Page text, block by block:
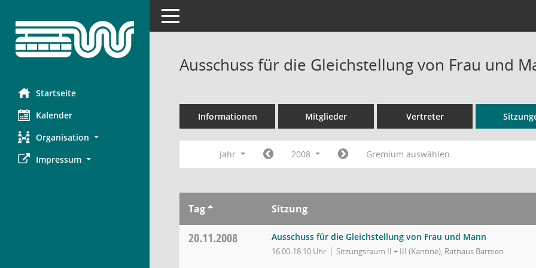
Startseite
Kalender
Organisation
Impressum
Toggle navigation
Ausschuss für die Gleichstellung von Frau und
Informationen Mitglieder Vertreter
Jahr 2008 Gremium auswählen
Tag Sitzung
20.11.2008 Ausschuss für die Gleichstellung von Frau und Mann
16:00-18:10 Uhr Sitzungsraum II + III (Kantine), Rathaus Barmen